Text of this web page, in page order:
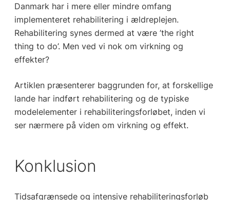
Danmark har i mere eller mindre omfang
implementeret rehabilitering i ældreplejen.
Rehabilitering synes dermed at være ’the right
thing to do’. Men ved vi nok om virkning og
effekter?
Artiklen præsenterer baggrunden for, at forskellige
lande har indført rehabilitering og de typiske
modelelementer i rehabiliteringsforløbet, inden vi
ser nærmere på viden om virkning og effekt.
Konklusion
Tidsafgrænsede og intensive rehabiliteringsforløb